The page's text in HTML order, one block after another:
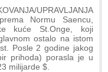
UPRAVLJANJA
Normu Saencu,
kuće St.Onge, koji
ostalo na istom
Posle 2 godine jakog
prihoda) porasla je u
milijarde $.